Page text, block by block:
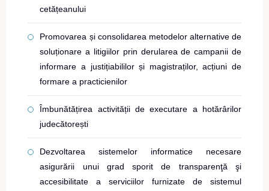
cetățeanului
Promovarea și consolidarea metodelor alternative de
soluționare a litigiilor prin derularea de campanii de
informare a justițiabililor și magistraților, acțiuni de
formare a practicienilor
Îmbunătățirea activității de executare a hotărârilor
judecătorești
Dezvoltarea sistemelor informatice necesare
asigurării unui grad sporit de transparenţă şi
accesibilitate a serviciilor furnizate de sistemul